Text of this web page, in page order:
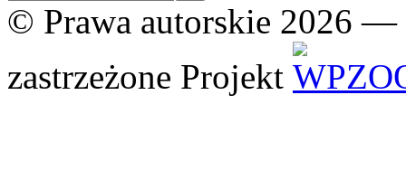
© Prawa autorskie 2026 —
zastrzeżone Projekt